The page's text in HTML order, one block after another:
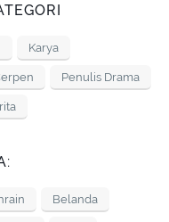
Karya
Penulis Drama
Belanda